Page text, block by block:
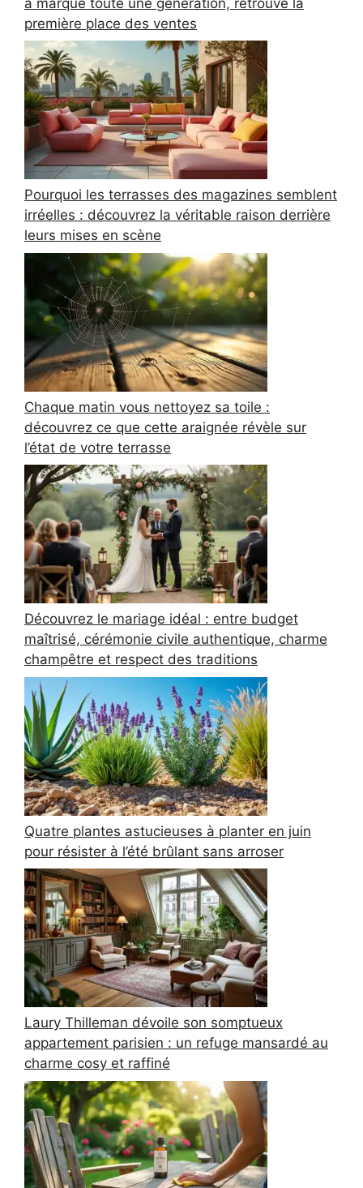
première place des ventes
Pourquoi les terrasses des magazines semblent
irréelles : découvrez la véritable raison derrière
leurs mises en scène
Chaque matin vous nettoyez sa toile :
découvrez ce que cette araignée révèle sur
l’état de votre terrasse
Découvrez le mariage idéal : entre budget
maîtrisé, cérémonie civile authentique, charme
champêtre et respect des traditions
Quatre plantes astucieuses à planter en juin
pour résister à l’été brûlant sans arroser
Laury Thilleman dévoile son somptueux
appartement parisien : un refuge mansardé au
charme cosy et raffiné